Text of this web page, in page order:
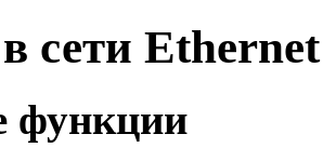
сети Ethernet
функции